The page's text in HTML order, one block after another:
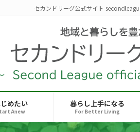
セカンドリーグ公式サイト
めたい
Anew
暮らし上手になる
For Better Living